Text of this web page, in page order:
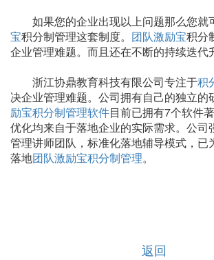
如果您的企业出现以上问题那么您就
宝积分制管理这套制度。 团队激励宝积分
企业管理难题。而且还在不断的持续迭代
浙江协鼎教育科技有限公司专注于积
决企业管理难题。公司拥有自己的独立的
励宝积分制管理软件目前已拥有7个软件
优化均来自于落地企业的实际需求。公司
管理讲师团队，标准化落地辅导模式，已
落地团队激励宝积分制管理。
返回